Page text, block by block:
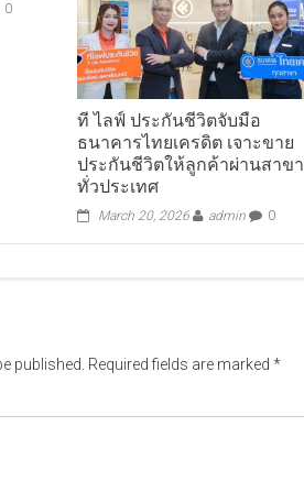
0
ที ไลฟ์ ประกันชีวิตจับมือ
ธนาคารไทยเครดิต เจาะขาย
ประกันชีวิตให้ลูกค้าผ่านสาขา
ทั่วประเทศ
March 20, 2026 admin 0
published. Required fields are marked *